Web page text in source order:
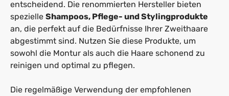
entscheidend. Die renommierten Hersteller bieten
spezielle Shampoos, Pflege- und Stylingprodukte
an, die perfekt auf die Bedürfnisse Ihrer Zweithaare
abgestimmt sind. Nutzen Sie diese Produkte, um
sowohl die Montur als auch die Haare schonend zu
reinigen und optimal zu pflegen.
Die regelmäßige Verwendung der empfohlenen